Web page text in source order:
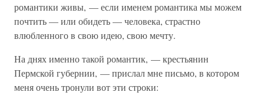
романтики живы, — если именем романтика мы можем
почтить — или обидеть — человека, страстно
влюбленного в свою идею, свою мечту.
На днях именно такой романтик, — крестьянин
Пермской губернии, — прислал мне письмо, в котором
меня очень тронули вот эти строки: